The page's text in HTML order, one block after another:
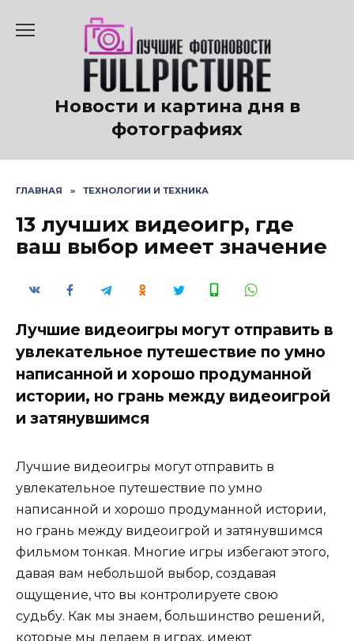
содержанию
Новости и картина дня в
фотографиях
ГЛАВНАЯ » ТЕХНОЛОГИИ И ТЕХНИКА
13 лучших видеоигр, где
ваш выбор имеет значение
Лучшие видеоигры могут отправить в
увлекательное путешествие по умно
написанной и хорошо продуманной
истории, но грань между видеоигрой
и затянувшимся
Лучшие видеоигры могут отправить в
увлекательное путешествие по умно
написанной и хорошо продуманной истории,
но грань между видеоигрой и затянувшимся
фильмом тонкая. Многие игры избегают этого,
давая вам небольшой выбор, создавая
ощущение, что вы контролируете свою
судьбу. Как мы знаем, большинство решений,
которые мы делаем в играх, имеют